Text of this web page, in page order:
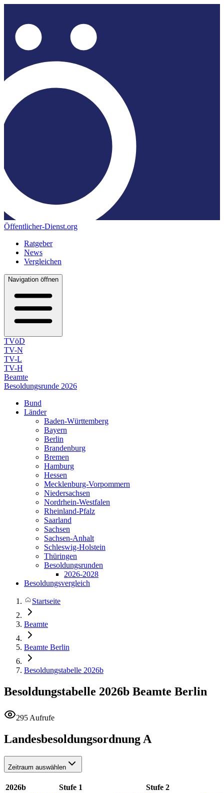
Öffentlicher-Dienst.org
Ratgeber
News
Vergleichen
Navigation öffnen
TVöD
TV-N
TV-L
TV-H
Beamte
Besoldungsrunde 2026
Bund
Länder
Baden-Württemberg
Bayern
Berlin
Brandenburg
Bremen
Hamburg
Hessen
Mecklenburg-Vorpommern
Niedersachsen
Nordrhein-Westfalen
Rheinland-Pfalz
Saarland
Sachsen
Sachsen-Anhalt
Schleswig-Holstein
Thüringen
Besoldungsrunden
2026-2028
Besoldungsvergleich
Startseite
Beamte
Beamte Berlin
Besoldungstabelle 2026b
Besoldungstabelle 2026b Beamte Berlin
295 Aufrufe
Landesbesoldungsordnung A
Zeitraum auswählen
2026b Stufe 1 Stufe 2